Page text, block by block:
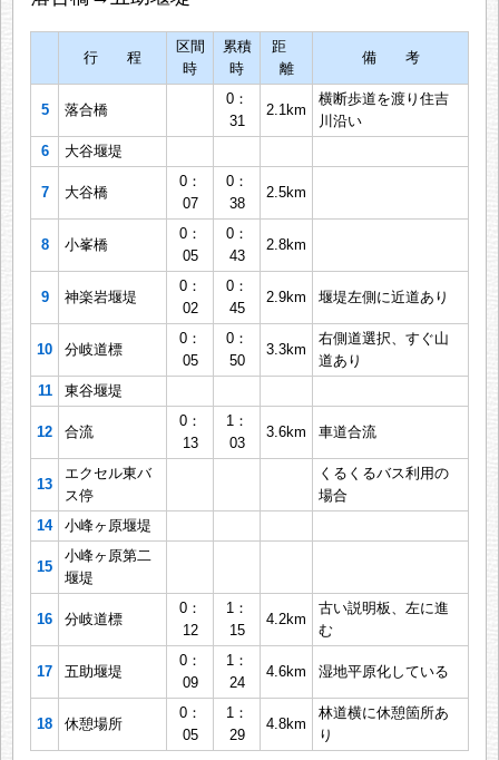
行 程
区間
時
累積
時
距
離
備 考
5 落合橋
0：
31
2.1km
横断歩道を渡り住吉
川沿い
6
大谷堰堤
7 大谷橋
0：
07
0：
38
2.5km
8 小峯橋
0：
05
0：
43
2.8km
9 神楽岩堰堤
0：
02
0：
45
2.9km 堰堤左側に近道あり
10 分岐道標
0：
05
0：
50
3.3km
右側道選択、すぐ山
道あり
11
東谷堰堤
12 合流
0：
13
1：
03
3.6km 車道合流
13
エクセル東バ
ス停
くるくるバス利用の
場合
14
小峰ヶ原堰堤
15
小峰ヶ原第二
堰堤
16 分岐道標
0：
12
1：
15
4.2km
古い説明板、左に進
む
17 五助堰堤
0：
09
1：
24
4.6km 湿地平原化している
18 休憩場所
0：
05
1：
29
4.8km
林道横に休憩箇所あ
り